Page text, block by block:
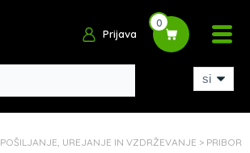
Prijava
0
POŠILJANJE, UREJANJE IN VZDRŽEVANJE > PRIBOR